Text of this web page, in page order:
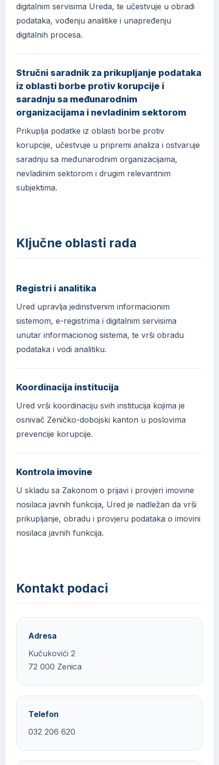
digitalnim servisima Ureda, te učestvuje u obradi
podataka, vođenju analitike i unapređenju
digitalnih procesa.
Stručni saradnik za prikupljanje podataka
iz oblasti borbe protiv korupcije i
saradnju sa međunarodnim
organizacijama i nevladinim sektorom
Prikuplja podatke iz oblasti borbe protiv
korupcije, učestvuje u pripremi analiza i ostvaruje
saradnju sa međunarodnim organizacijama,
nevladinim sektorom i drugim relevantnim
subjektima.
Ključne oblasti rada
Registri i analitika
Ured upravlja jedinstvenim informacionim
sistemom, e-registrima i digitalnim servisima
unutar informacionog sistema, te vrši obradu
podataka i vodi analitiku.
Koordinacija institucija
Ured vrši koordinaciju svih institucija kojima je
osnivač Zeničko-dobojski kanton u poslovima
prevencije korupcije.
Kontrola imovine
U skladu sa Zakonom o prijavi i provjeri imovine
nosilaca javnih funkcija, Ured je nadležan da vrši
prikupljanje, obradu i provjeru podataka o imovini
nosilaca javnih funkcija.
Kontakt podaci
Adresa
Kučukovići 2
72 000 Zenica
Telefon
032 206 620